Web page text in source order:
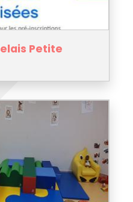
Petite